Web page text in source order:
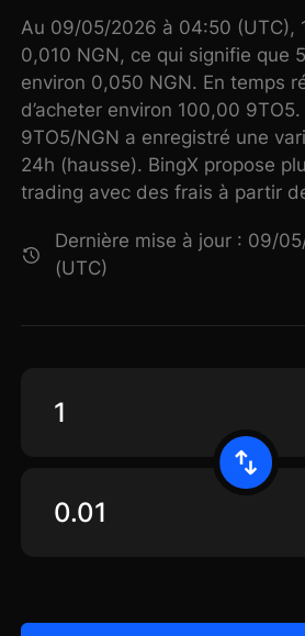
Au 09/05/2026 à 04:50 (UTC),
0,010 NGN, ce qui signifie que
environ 0,050 NGN. En temps
d’acheter environ 100,00
9TO5/NGN a enregistré une
24h (hausse). BingX propose
trading avec des frais à partir
Dernière mise à jour : 09/
(UTC)